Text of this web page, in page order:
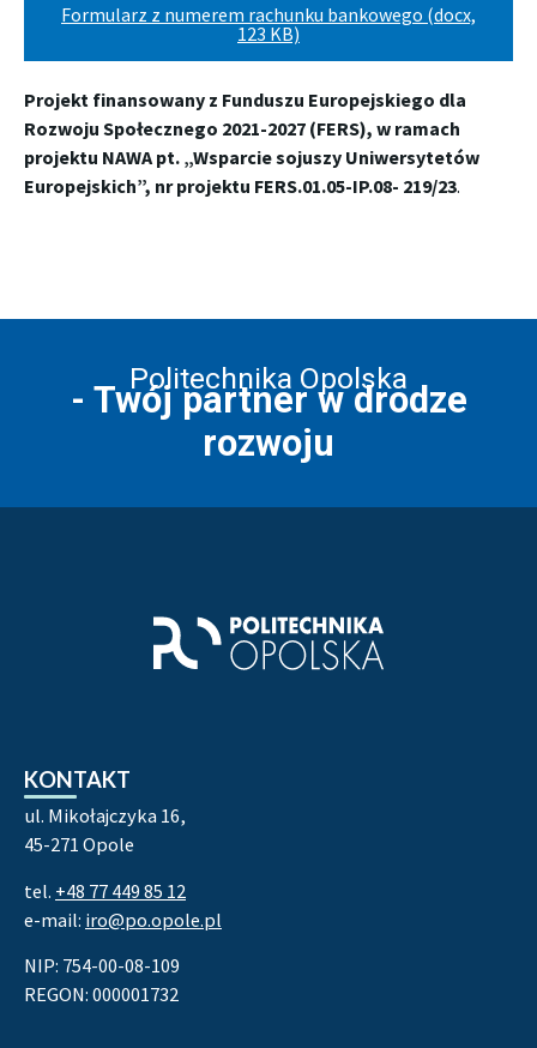
Formularz z numerem rachunku bankowego (docx,
123 KB)
Projekt finansowany z Funduszu Europejskiego dla
Rozwoju Społecznego 2021-2027 (FERS), w ramach
projektu NAWA pt. „Wsparcie sojuszy Uniwersytetów
Europejskich”, nr projektu FERS.01.05-IP.08- 219/23.
Politechnika Opolska
- Twój partner w drodze
rozwoju
KONTAKT
ul. Mikołajczyka 16,
45-271 Opole
tel. +48 77 449 85 12
e-mail: iro@po.opole.pl
NIP: 754-00-08-109
REGON: 000001732